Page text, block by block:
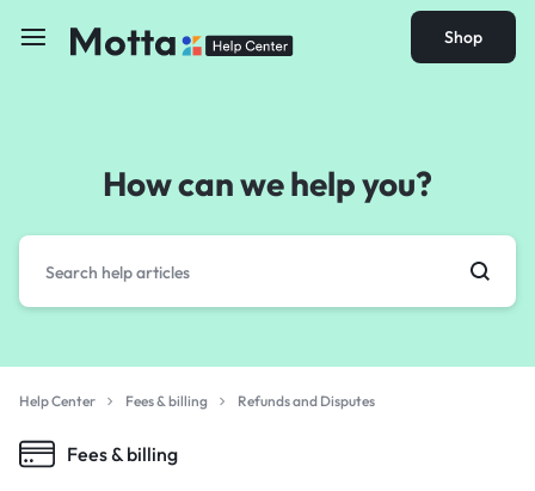
Shop
How can we help you?
Help Center Fees & billing Refunds and Disputes
Fees & billing